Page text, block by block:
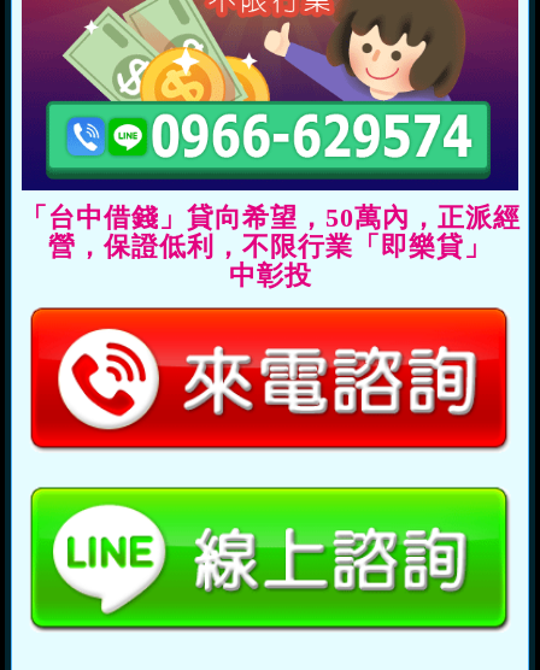
「台中借錢」貸向希望，50萬內，正派經
營，保證低利，不限行業「即樂貸」
中彰投